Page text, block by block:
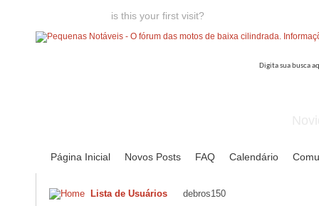
is this your first visit?
Página Inicial Novos Posts FAQ Calendário
Lista de Usuários debros150